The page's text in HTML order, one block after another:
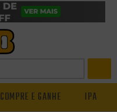
COMPRE E GANHE IPA